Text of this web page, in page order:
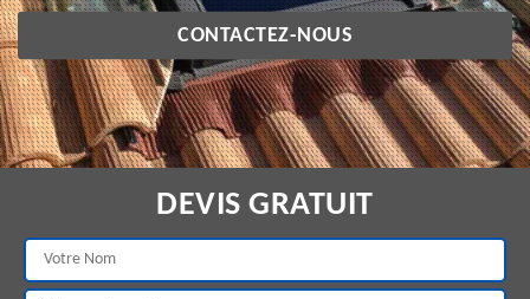
CONTACTEZ-NOUS
DEVIS GRATUIT